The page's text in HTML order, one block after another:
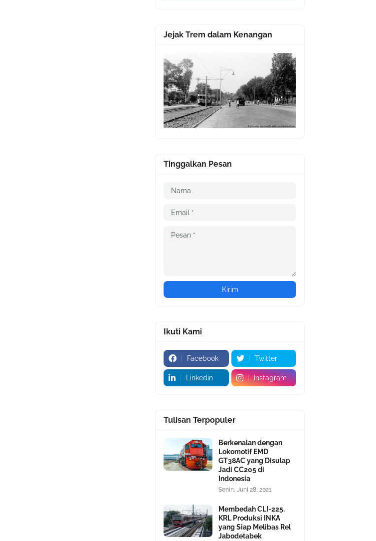
Jejak Trem dalam Kenangan
Tinggalkan Pesan
Ikuti Kami
Facebook Twitter
Linkedin Instagram
Tulisan Terpopuler
Berkenalan dengan
Lokomotif EMD
GT38AC yang Disulap
Jadi CC205 di
Indonesia
Senin, Juni 28, 2021
Membedah CLI-225,
KRL Produksi INKA
yang Siap Melibas Rel
Jabodetabek